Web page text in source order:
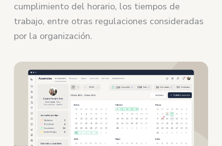
cumplimiento del horario, los tiempos de
trabajo, entre otras regulaciones consideradas
por la organización.